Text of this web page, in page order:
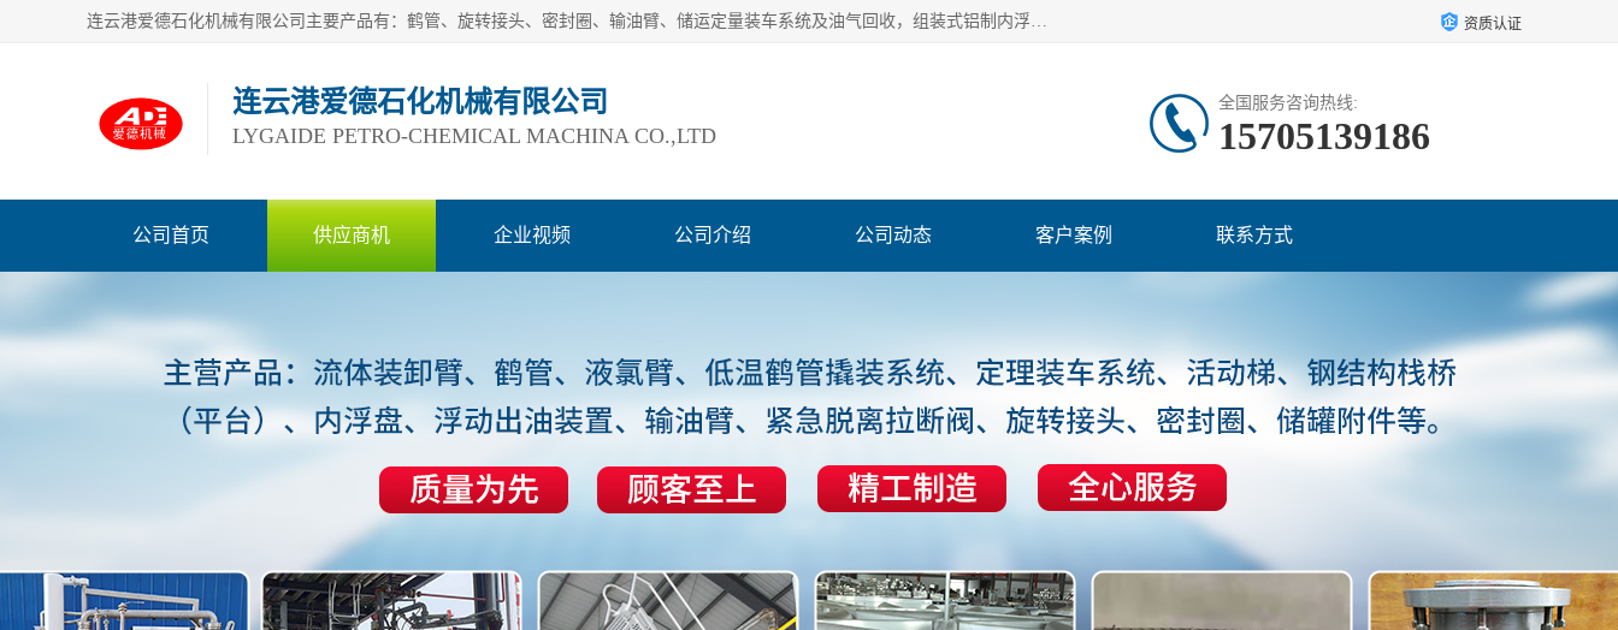
连云港爱德石化机械有限公司主要产品有：鹤管、旋转接头、密封圈、输油臂、储运定量装车系统及油气回收，组装式铝制内浮盘及油罐附件、钢结构栈桥/平台、活动梯、紧急脱离拉断阀等。完备的制造和检测手段以及高素质的员工确保了产品的质量。 资质认证
连云港爱德石化机械有限公司
LYGAIDE PETRO-CHEMICAL MACHINA CO.,LTD
全国服务咨询热线:
15705139186
公司首页 供应商机 企业视频 公司介绍 公司动态 客户案例 联系方式